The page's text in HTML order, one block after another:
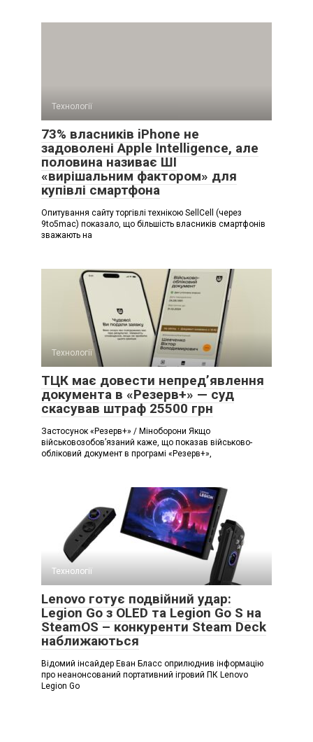
Технології
73% власників iPhone не
задоволені Apple Intelligence, але
половина називає ШІ
«вирішальним фактором» для
купівлі смартфона
Опитування сайту торгівлі технікою SellCell (через
9to5mac) показало, що більшість власників смартфонів
зважають на
Технології
ТЦК має довести непред’явлення
документа в «Резерв+» — суд
скасував штраф 25500 грн
Застосунок «Резерв+» / Міноборони Якщо
військовозобов’язаний каже, що показав військово-
обліковий документ в програмі «Резерв+»,
Технології
Lenovo готує подвійний удар:
Legion Go з OLED та Legion Go S на
SteamOS – конкуренти Steam Deck
наближаються
Відомий інсайдер Еван Бласс оприлюднив інформацію
про неанонсований портативний ігровий ПК Lenovo
Legion Go